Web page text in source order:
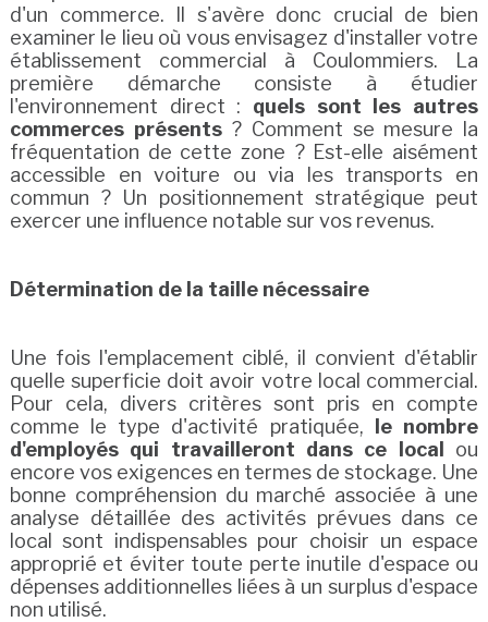
d'un commerce. Il s'avère donc crucial de bien
examiner le lieu où vous envisagez d'installer votre
établissement commercial à Coulommiers. La
première démarche consiste à étudier
l'environnement direct : quels sont les autres
commerces présents? Comment se mesure la
fréquentation de cette zone ? Est-elle aisément
accessible en voiture ou via les transports en
commun ? Un positionnement stratégique peut
exercer une influence notable sur vos revenus.
Détermination de la taille nécessaire
Une fois l'emplacement ciblé, il convient d'établir
quelle superficie doit avoir votre local commercial.
Pour cela, divers critères sont pris en compte
comme le type d'activité pratiquée,
le nombre
d'employés qui travailleront dans ce local
ou
encore vos exigences en termes de stockage. Une
bonne compréhension du marché associée à une
analyse détaillée des activités prévues dans ce
local sont indispensables pour choisir un espace
approprié et éviter toute perte inutile d'espace ou
dépenses additionnelles liées à un surplus d'espace
non utilisé.